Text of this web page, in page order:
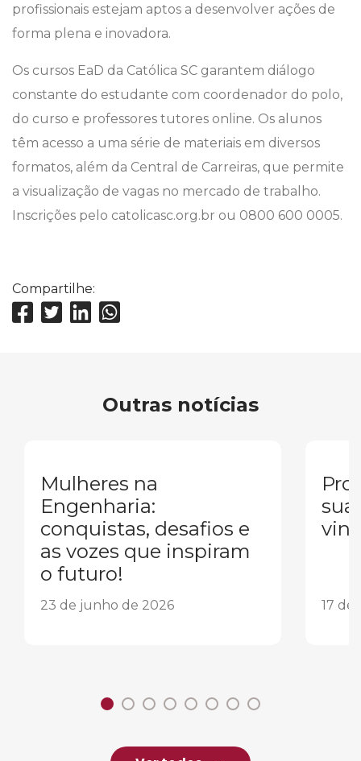
profissionais estejam aptos a desenvolver ações de
forma plena e inovadora.
Os cursos EaD da Católica SC garantem diálogo
constante do estudante com coordenador do polo,
do curso e professores tutores online. Os alunos
têm acesso a uma série de materiais em diversos
formatos, além da Central de Carreiras, que permite
a visualização de vagas no mercado de trabalho.
Inscrições pelo catolicasc.org.br ou 0800 600 0005.
Compartilhe:
Outras notícias
Mulheres na
Engenharia:
conquistas, desafios e
as vozes que inspiram
o futuro!
23 de junho de 2026
sua
17 de